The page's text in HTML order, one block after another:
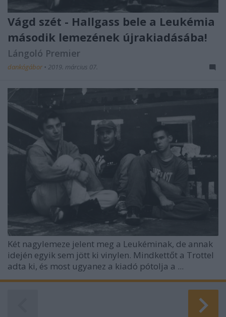
Vágd szét - Hallgass bele a Leukémia
második lemezének újrakiadásába!
Lángoló Premier
dankógábor • 2019. március 07.
Két nagylemeze jelent meg a Leukéminak, de annak
idején egyik sem jött ki vinylen. Mindkettőt a Trottel
adta ki, és most ugyanez a kiadó pótolja a ...